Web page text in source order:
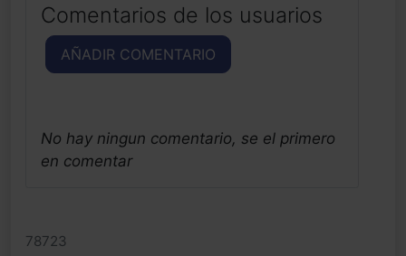
Comentarios de los usuarios
AÑADIR COMENTARIO
No hay ningun comentario, se el primero
en comentar
78723